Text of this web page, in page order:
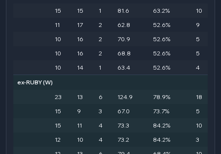
15
15 1 81.6 63.2%
10
11
17 2 62.8 52.6%
9
10
16 2 70.9 52.6%
5
10
16 2 68.8 52.6%
5
10
14 1 63.4 52.6%
4
ex-RUBY(W)
23
13 6 124.9 78.9%
18
15
9 3 67.0 73.7%
5
15
11 4 73.3 84.2%
10
12
10 4 73.2 84.2%
3